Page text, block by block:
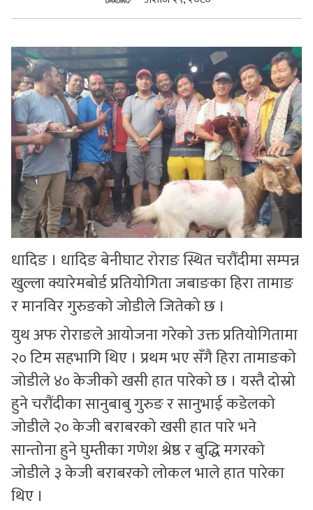
सुचनाहरु
स्वास्थ्य
भिडियो
धादिङ । धादिङ बेनीघाट रोराङ स्थित चरौंदीमा सम्पन्न
खुल्ला क्यारेमबोर्ड प्रतियोगिता जबाङका हिरा तामाङ
र मानविर गुरुङको जोडीले जितेको छ ।
युथ अफ रोराङले आयोजना गरेको उक्त प्रतियोगितामा
२० टिम सहभागि थिए । प्रथम भए सँगै हिरा तामाङको
जोडीले ४० केजीको खसी हात पारेको छ । यस्तै दोस्रो
हुने चरौंदीका सानुबाबु गुरुङ र सानुभाई कडेलको
जोडीले २० केजी बराबरको खसी हात पारे भने
सान्तोना हुने घुम्तीका गणेश श्रेष्ठ र बुद्धि मगरको
जोडीले ३ केजी बराबरको लोकल भाले हात पारेका
थिए ।